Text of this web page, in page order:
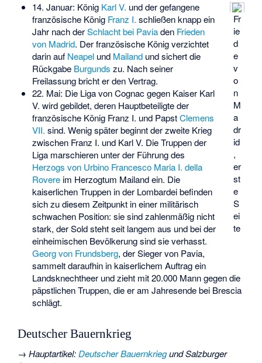
Fr
ie
d
e
v
o
n
M
a
dr
id
,
er
st
e
S
ei
te
14. Januar: König Karl V. und der gefangene
französische König Franz I. schließen knapp ein
Jahr nach derSchlacht bei Paviaden Frieden
von Madrid. Der französische König verzichtet
darin auf Neapelund Mailandund sichert die
Rückgabe Burgunds zu. Nach seiner
Freilassung bricht er den Vertrag.
22. Mai: Die Liga von Cognacgegen Kaiser Karl
V. wird gebildet, deren Hauptbeteiligte der
französische König Franz I. und PapstClemens
VII. sind. Wenig später beginnt der zweite Krieg
zwischen Franz I. und Karl V. Die Truppen der
Liga marschieren unter der Führung des
Herzogs von Urbino Francesco Maria I. della
Rovereim Herzogtum Mailand ein. Die
kaiserlichen Truppen in der Lombardei befinden
sich zu diesem Zeitpunkt in einer militärisch
schwachen Position: sie sind zahlenmäßig nicht
stark, der Sold steht seit langem aus und bei der
einheimischen Bevölkerung sind sie verhasst.
Georg von Frundsberg, der Sieger von Pavia,
sammelt daraufhin in kaiserlichem Auftrag ein
Landsknechtheer und zieht mit 20.000 Mann gegen die
päpstlichen Truppen, die er am Jahresende bei Brescia
schlägt.
Deutscher Bauernkrieg
→Hauptartikel:Deutscher BauernkriegundSalzburger